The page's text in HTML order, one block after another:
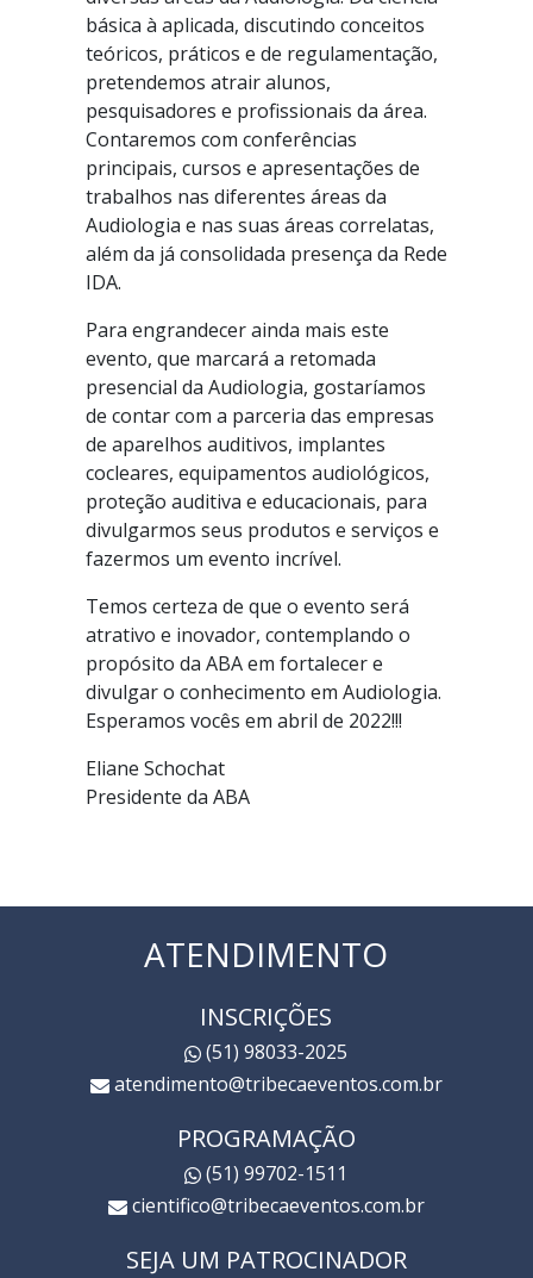
básica à aplicada, discutindo conceitos
teóricos, práticos e de regulamentação,
pretendemos atrair alunos,
pesquisadores e profissionais da área.
Contaremos com conferências
principais, cursos e apresentações de
trabalhos nas diferentes áreas da
Audiologia e nas suas áreas correlatas,
além da já consolidada presença da Rede
IDA.
Para engrandecer ainda mais este
evento, que marcará a retomada
presencial da Audiologia, gostaríamos
de contar com a parceria das empresas
de aparelhos auditivos, implantes
cocleares, equipamentos audiológicos,
proteção auditiva e educacionais, para
divulgarmos seus produtos e serviços e
fazermos um evento incrível.
Temos certeza de que o evento será
atrativo e inovador, contemplando o
propósito da ABA em fortalecer e
divulgar o conhecimento em Audiologia.
Esperamos vocês em abril de 2022!!!
Eliane Schochat
Presidente da ABA
ATENDIMENTO
INSCRIÇÕES
(51) 98033-2025
atendimento@tribecaeventos.com.br
PROGRAMAÇÃO
(51) 99702-1511
cientifico@tribecaeventos.com.br
SEJA UM PATROCINADOR